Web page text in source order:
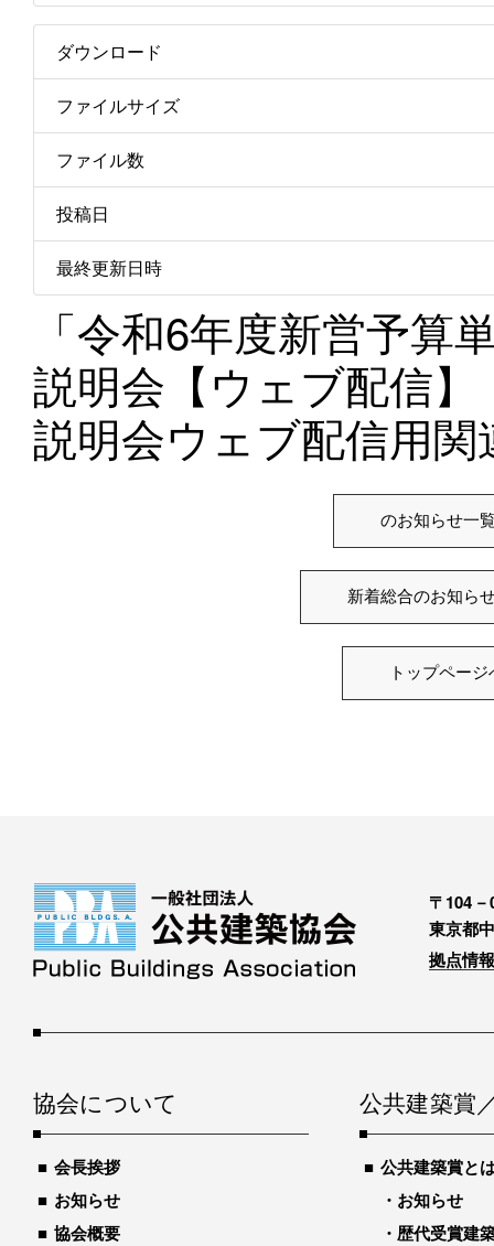
ダウンロード
ファイルサイズ
ファイル数
投稿日
最終更新日時
「令和6年度新営予算
説明会【ウェブ配信】
説明会ウェブ配信用関
のお知らせ一
新着総合のお知ら
トップページ
〒104－
東京都
拠点情
協会について
会長挨拶
お知らせ
協会概要
公共建築賞
公共建築賞と
お知らせ
歴代受賞建